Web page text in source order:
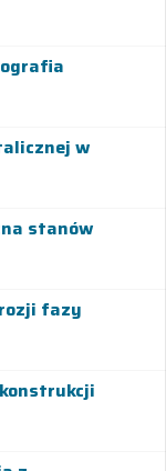
w
stanów
fazy